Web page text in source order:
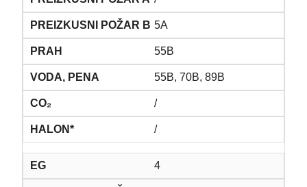
5A
55B
55B, 70B, 89B
/
/
4